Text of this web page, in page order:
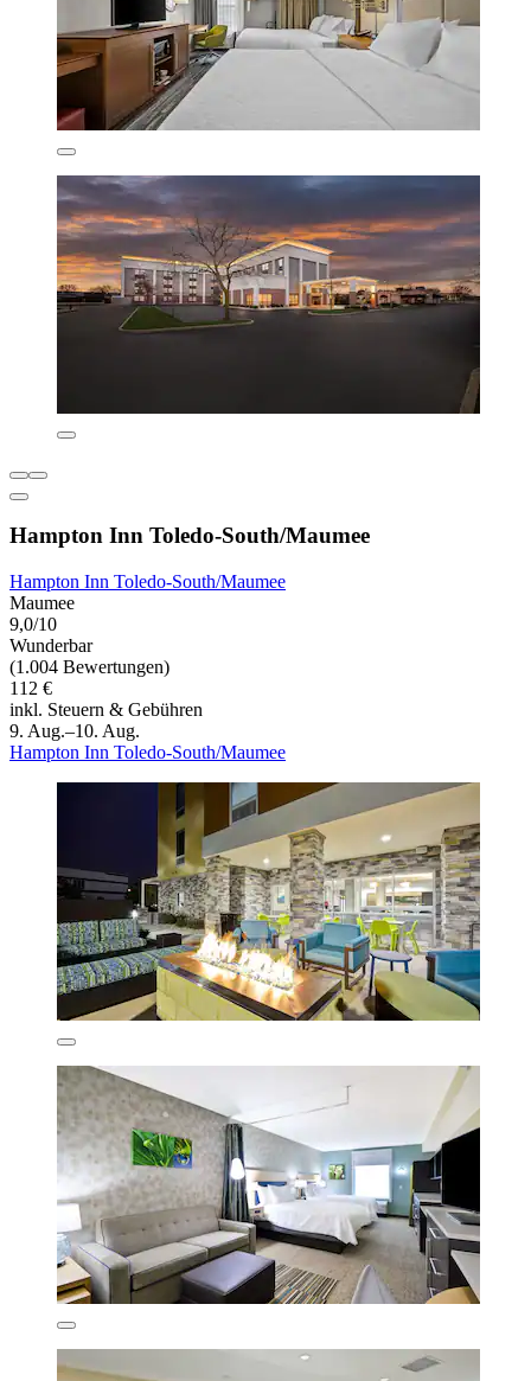
Hampton Inn Toledo-South/Maumee
Hampton Inn Toledo-South/Maumee
Maumee
9,0/10
Wunderbar
(1.004 Bewertungen)
112 €
inkl. Steuern & Gebühren
9. Aug.–10. Aug.
Hampton Inn Toledo-South/Maumee